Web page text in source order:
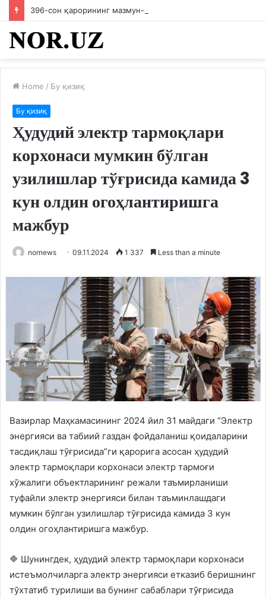
Home / Бу қизиқ
Бу қизиқ
Ҳудудий электр тармоқлари
корхонаси мумкин бўлган
узилишлар тўғрисида камида 3
кун олдин огоҳлантиришга
мажбур
nornews 09.11.2024 1 337 Less than a minute
Вазирлар Маҳкамасининг 2024 йил 31 майдаги “Электр
энергияси ва табиий газдан фойдаланиш қоидаларини
тасдиқлаш тўғрисида”ги қарорига асосан ҳудудий
электр тармоқлари корхонаси электр тармоғи
хўжалиги объектларининг режали таъмирланиши
туфайли электр энергияси билан таъминлашдаги
мумкин бўлган узилишлар тўғрисида камида 3 кун
олдин огоҳлантиришга мажбур.
🔷 Шунингдек, ҳудудий электр тармоқлари корхонаси
истеъмолчиларга электр энергияси етказиб беришнинг
тўхтатиб турилиши ва бунинг сабаблари тўғрисида